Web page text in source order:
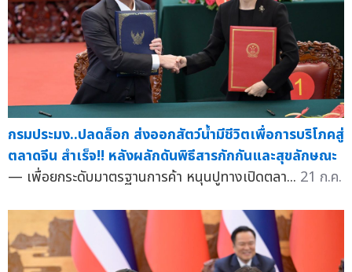
กรมประมง..ปลดล็อก ส่งออกสัตว์น้ำมีชีวิตเพื่อการบริโภคสู่
ตลาดจีน สำเร็จ!! หลังผลักดันพิธีสารกักกันและสุขลักษณะ
— เพื่อยกระดับมาตรฐานการค้า หนุนปูทางเปิดตลา... 21 ก.ค.